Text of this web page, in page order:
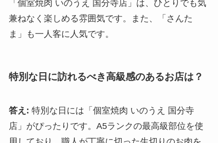
「個室焼肉 いのうえ 国分寺店」は、ひとりでも気
兼ねなく楽しめる雰囲気です。また、「さんた
ま」も一人客に人気です。
特別な日に訪れるべき高級感のあるお店は？
答え: 特別な日には「個室焼肉 いのうえ 国分寺
店」がぴったりです。A5ランクの最高級部位を使